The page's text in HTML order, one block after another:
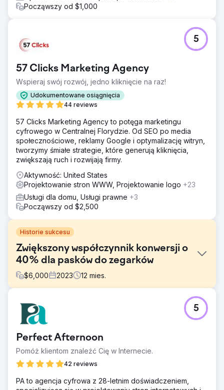
Począwszy od $1,000
57 Clicks Marketing Agency
Wspieraj swój rozwój, jedno kliknięcie na raz!
Udokumentowane osiągnięcia
44 reviews
5
57 Clicks Marketing Agency to potęga marketingu
cyfrowego w Centralnej Florydzie. Od SEO po media
społecznościowe, reklamy Google i optymalizację witryn,
tworzymy śmiałe strategie, które generują kliknięcia,
zwiększają ruch i rozwijają firmy.
Aktywność: United States
Projektowanie stron WWW, Projektowanie logo +23
Usługi dla domu, Usługi prawne +3
Począwszy od $2,500
Historie sukcesu
Zwiększony współczynnik konwersji o
40% dla pasków do zegarków
$6,000 2023 12 mies.
Witryna e-commerce specjalizująca się w wysokiej
jakości paskach do zegarków stanęła przed wyzwaniami
organicznym. Pomimo zróżnicowanego asortymentu,
słabe kierowanie na słowa kluczowe, nieodpowiednia
optymalizacja na stronie i brak wysokiej jakości linków
zwrotnych doprowadziły do niskich rankingów w
wyszukiwarkach i minimalnej sprzedaży.
Perfect Afternoon
Pomóż klientom znaleźć Cię w Internecie.
42 reviews
5
PA to agencja cyfrowa z 28-letnim doświadczeniem,